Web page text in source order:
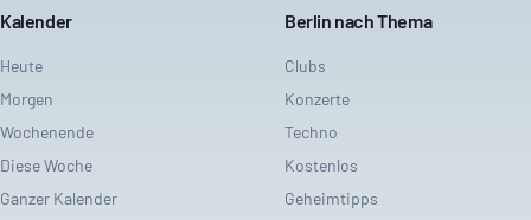
Kalender
Heute
Morgen
Wochenende
Diese Woche
Ganzer Kalender
Berlin nach Thema
Clubs
Konzerte
Techno
Kostenlos
Geheimtipps